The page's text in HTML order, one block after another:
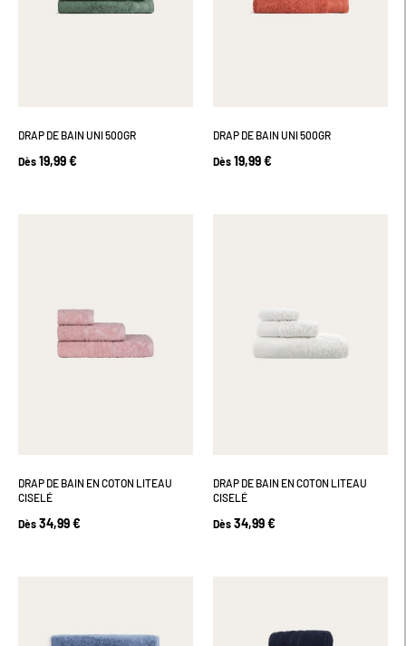
DRAP DE BAIN UNI 500GR
Dès 19,99 €
DRAP DE BAIN UNI 500GR
Dès 19,99 €
DRAP DE BAIN EN COTON LITEAU
CISELÉ
Dès 34,99 €
DRAP DE BAIN EN COTON LITEAU
CISELÉ
Dès 34,99 €